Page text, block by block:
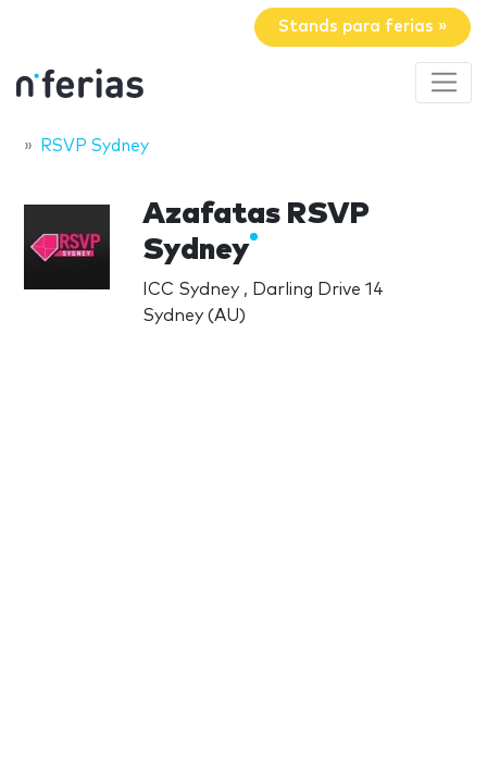
Stands para ferias »
RSVP Sydney
Azafatas RSVP
Sydney
ICC Sydney , Darling Drive 14
Sydney (AU)